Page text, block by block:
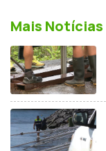
Mais Notícias